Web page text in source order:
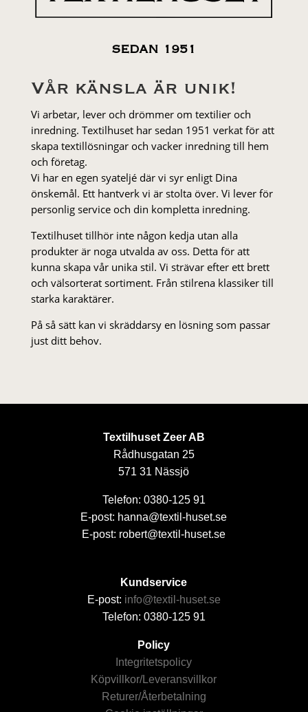
SEDAN 1951
Vår känsla är unik!
Vi arbetar, lever och drömmer om textilier och
inredning. Textilhuset har sedan 1951 verkat för att
skapa textillösningar och vacker inredning till hem
och företag.
Vi har en egen syateljé där vi syr enligt Dina
önskemål. Ett hantverk vi är stolta över. Vi lever för
personlig service och din kompletta inredning.
Textilhuset tillhör inte någon kedja utan alla
produkter är noga utvalda av oss. Detta för att
kunna skapa vår unika stil. Vi strä­var efter ett brett
och välsorterat sor­ti­ment. Från stil­rena klas­siker till
starka karaktärer.
På så sätt kan vi skräddarsy en lösning som passar
just ditt behov.
Textilhuset Zeer AB
Rådhusgatan 25
571 31 Nässjö
Telefon: 0380-125 91
E-post: hanna@textil-huset.se
E-post: robert@textil-huset.se
Kundservice
E-post: info@textil-huset.se
Telefon: 0380-125 91
Policy
Integritetspolicy
Köpvillkor/Leveransvillkor
Returer/Återbetalning